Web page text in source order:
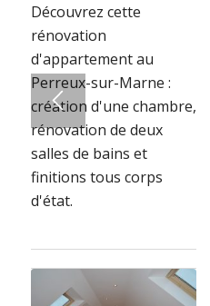
Découvrez cette
rénovation
d'appartement au
Perreux-sur-Marne :
création d'une chambre,
rénovation de deux
salles de bains et
finitions tous corps
d'état.